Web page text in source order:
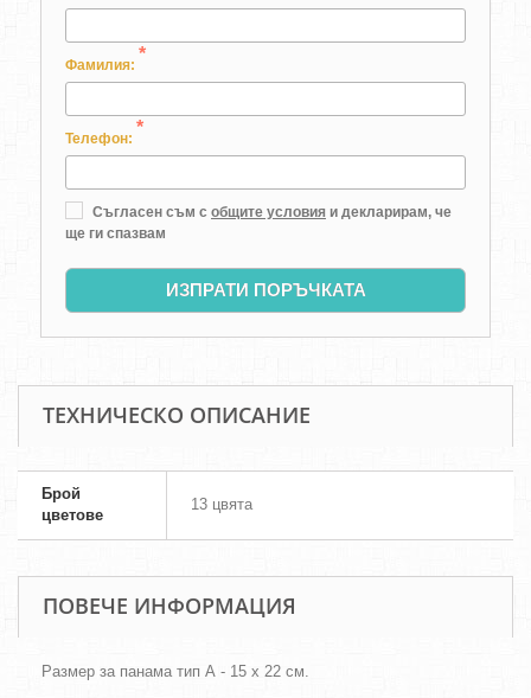
Фамилия:
*
Телефон:
*
Съгласен съм с общите условия и декларирам, че
ще ги спазвам
ИЗПРАТИ ПОРЪЧКАТА
ТЕХНИЧЕСКО ОПИСАНИЕ
Брой
цветове
13 цвята
ПОВЕЧЕ ИНФОРМАЦИЯ
Размер за панама тип А - 15 х 22 см.